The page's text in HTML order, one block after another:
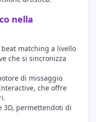
nella
matching a livello
che si sincronizza
di missaggio
che offre
3D, permettendoti di